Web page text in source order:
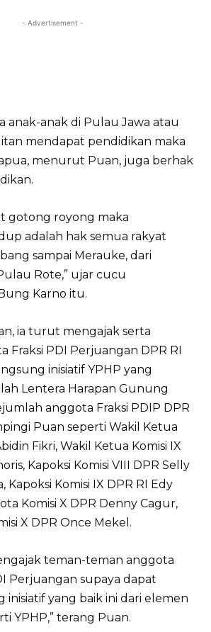
- Advertisement -
anak-anak di Pulau Jawa atau
mendapat pendidikan maka
menurut Puan, juga berhak
gotong royong maka
adalah hak semua rakyat
sampai Merauke, dari
Rote,” ujar cucu
Karno itu.
ia turut mengajak serta
Fraksi PDI Perjuangan DPR RI
inisiatif YPHP yang
Lentera Harapan Gunung
anggota Fraksi PDIP DPR
Puan seperti Wakil Ketua
Fikri, Wakil Ketua Komisi IX
Kapoksi Komisi VIII DPR Selly
Kapoksi Komisi IX DPR RI Edy
Komisi X DPR Denny Cagur,
X DPR Once Mekel.
teman-teman anggota
Perjuangan supaya dapat
inisiatif yang baik ini dari elemen
YPHP,” terang Puan.